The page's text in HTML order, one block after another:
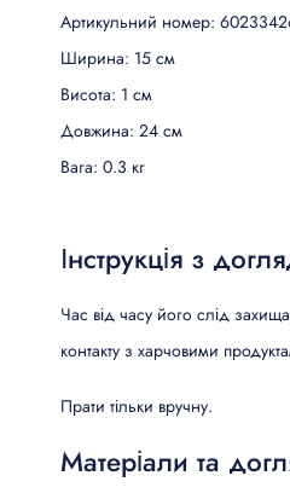
Артикульний номер:
Ширина: 15 см
Висота: 1 см
Довжина: 24 см
Вага: 0.3 кг
Інструкція з
Час від часу його слід
контакту з харчовими
Прати тільки вручну.
Матеріали та